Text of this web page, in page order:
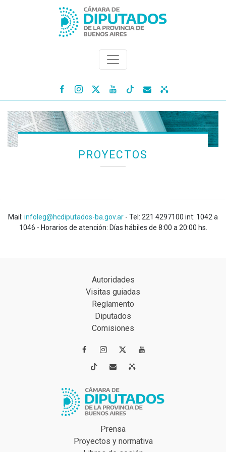
   
PROYECTOS
Mail: infoleg@hcdiputados-ba.gov.ar - Tel: 221 4297100 int: 1042 a
1046 - Horarios de atención: Días hábiles de 8:00 a 20:00 hs.
Autoridades
Visitas guiadas
Reglamento
Diputados
Comisiones
 
 
Prensa
Proyectos y normativa